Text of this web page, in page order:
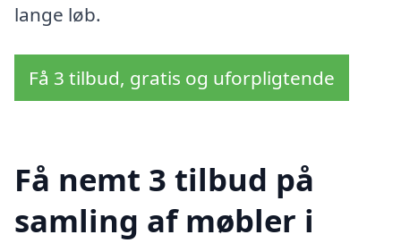
lange løb.
Få 3 tilbud, gratis og uforpligtende
Få nemt 3 tilbud på
samling af møbler i